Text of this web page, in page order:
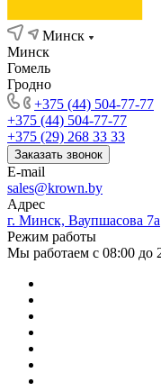
Минск
Минск
Гомель
Гродно
+375 (44) 504-77-77
+375 (44) 504-77-77
+375 (29) 268 33 33
Заказать звонок
E-mail
sales@krown.by
Адрес
г. Минск, Ваупшасова 7а
Режим работы
Мы работаем с 08:00 до